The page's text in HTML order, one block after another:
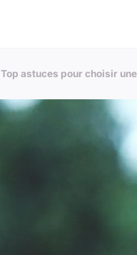
Top astuces pour choisir